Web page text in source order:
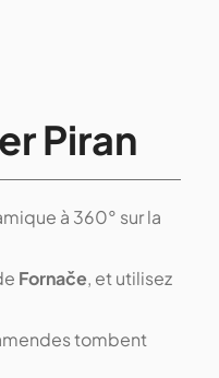
Piran
à 360° sur la
Fornače, et utilisez
tombent